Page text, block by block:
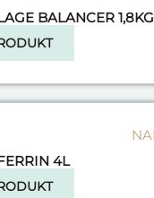
BALANCER 1,8KG
4L